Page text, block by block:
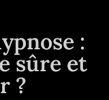
:
sûre et
?